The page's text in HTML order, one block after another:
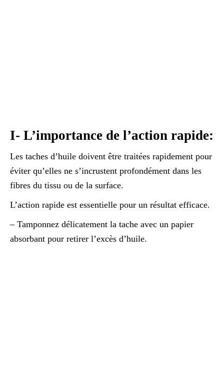
I- L’importance de l’action rapide:
Les taches d’huile doivent être traitées rapidement pour
éviter qu’elles ne s’incrustent profondément dans les
fibres du tissu ou de la surface.
L’action rapide est essentielle pour un résultat efficace.
– Tamponnez délicatement la tache avec un papier
absorbant pour retirer l’excès d’huile.